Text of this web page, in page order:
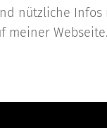
nützliche Infos
meiner Webseite.